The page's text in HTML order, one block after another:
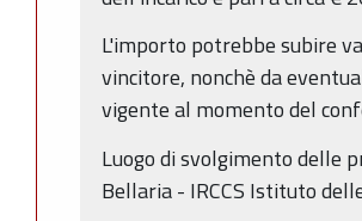
L'importo potrebbe subire
vincitore, nonchè da
vigente al momento del
Luogo di svolgimento delle
Bellaria - IRCCS Istituto